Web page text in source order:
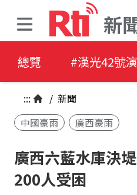
新
總覽 #漢光42號
::: / 新聞
中國豪雨
廣西豪雨
廣西六藍水庫決
200人受困